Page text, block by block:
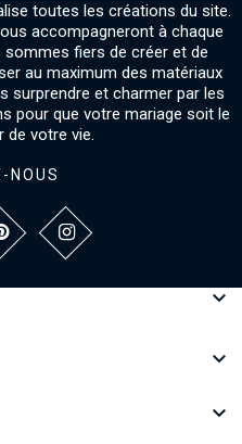
toutes les créations du site.
accompagneront à chaque
fiers de créer et de
au maximum des matériaux
surprendre et charmer par les
pour que votre mariage soit le
de votre vie.
NOUS


